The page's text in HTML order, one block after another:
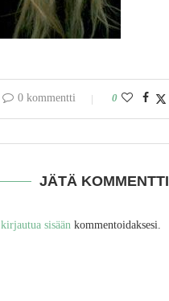
0 kommentti 0
JÄTÄ KOMMENTTI
kirjautua sisään kommentoidaksesi.